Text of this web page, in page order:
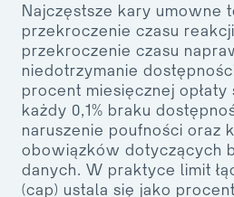
Najczęstsze kary umowne
przekroczenie czasu
przekroczenie czasu
niedotrzymanie
procent miesięcznej
każdy 0,1% braku
naruszenie poufności oraz
obowiązków dotyczących
danych. W praktyce limit
(cap) ustala się jako